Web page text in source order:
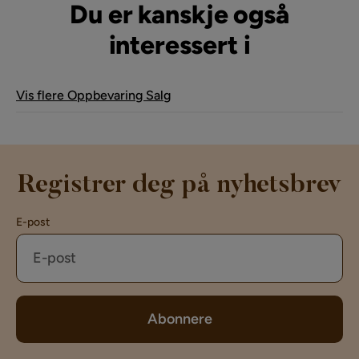
Du er kanskje også
interessert i
Vis flere Oppbevaring Salg
Registrer deg på nyhetsbrev
E-post
Abonnere